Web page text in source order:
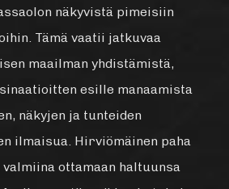
näkyvistä pimeisiin
Tämä vaatii jatkuvaa
maailman yhdistämistä,
esille manaamista
näkyjen ja tunteiden
ilmaisua. Hirviömäinen paha
ottamaan haltuunsa